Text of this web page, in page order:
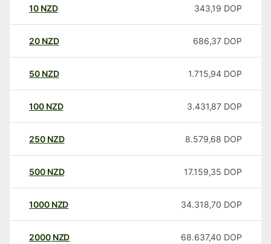
10 NZD 343,19 DOP
20 NZD 686,37 DOP
50 NZD 1.715,94 DOP
100 NZD 3.431,87 DOP
250 NZD 8.579,68 DOP
500 NZD 17.159,35 DOP
1000 NZD 34.318,70 DOP
2000 NZD 68.637,40 DOP